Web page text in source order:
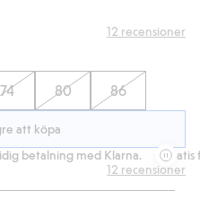
12 recensioner
74 80 86
att köpa
betalning med Klarna. Gratis
12 recensioner